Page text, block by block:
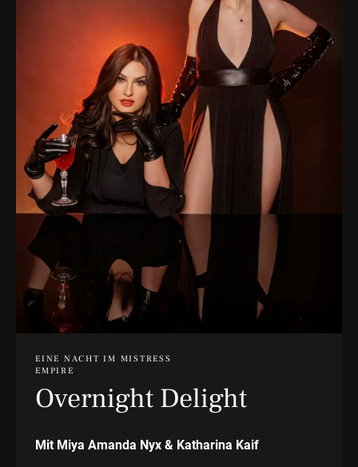
EINE NACHT IM MISTRESS
EMPIRE
Overnight Delight
Mit Miya Amanda Nyx & Katharina Kaif